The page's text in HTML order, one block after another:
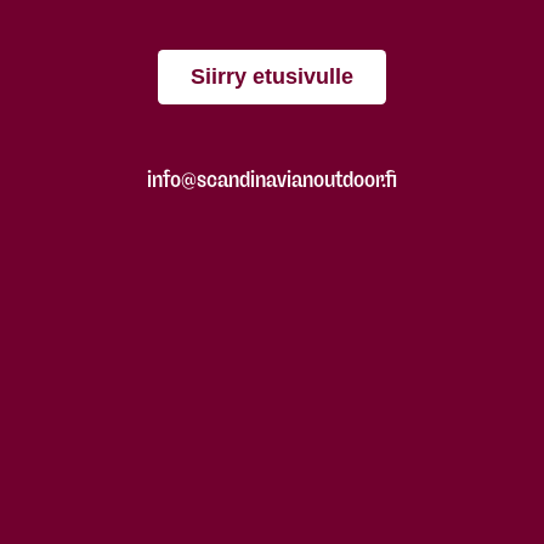
Siirry etusivulle
info@scandinavianoutdoor.fi